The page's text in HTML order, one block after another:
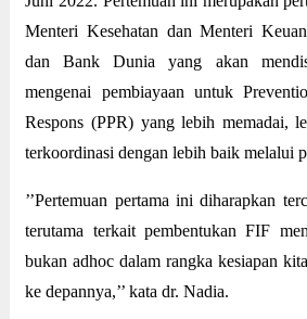
Menteri Kesehatan dan Menteri
dan Bank Dunia yang akan
mengenai pembiayaan untuk
Respons (PPR) yang lebih memadai,
terkoordinasi dengan lebih baik melalui
’’Pertemuan pertama ini diharapkan
terutama terkait pembentukan FIF
bukan adhoc dalam rangka kesiapan
ke depannya,’’ kata dr. Nadia.